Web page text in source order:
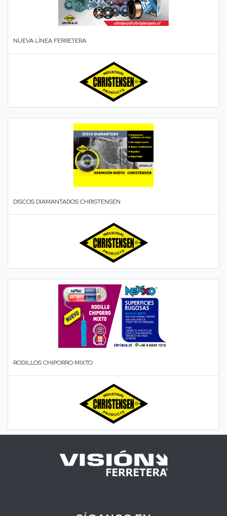
NUEVA LÍNEA FERRETERA
DISCOS DIAMANTADOS CHRISTENSEN
RODILLOS CHIPORRO MIXTO